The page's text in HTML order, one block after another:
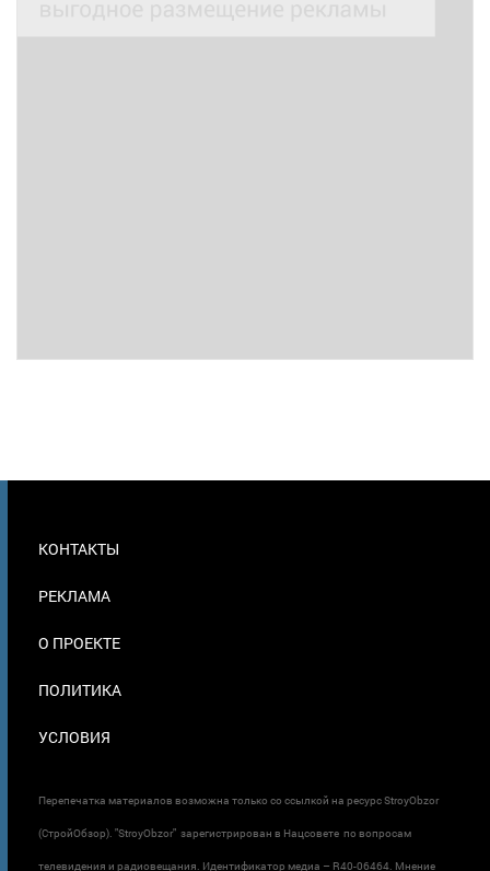
В
КОНТАКТЫ
РЕКЛАМА
О ПРОЕКТЕ
ПОЛИТИКА
УСЛОВИЯ
Перепечатка материалов возможна только со ссылкой на ресурс StroyObzor
(СтройОбзор). "StroyObzor" зарегистрирован в Нацсовете по вопросам
телевидения и радиовещания. Идентификатор медиа – R40-06464. Мнение